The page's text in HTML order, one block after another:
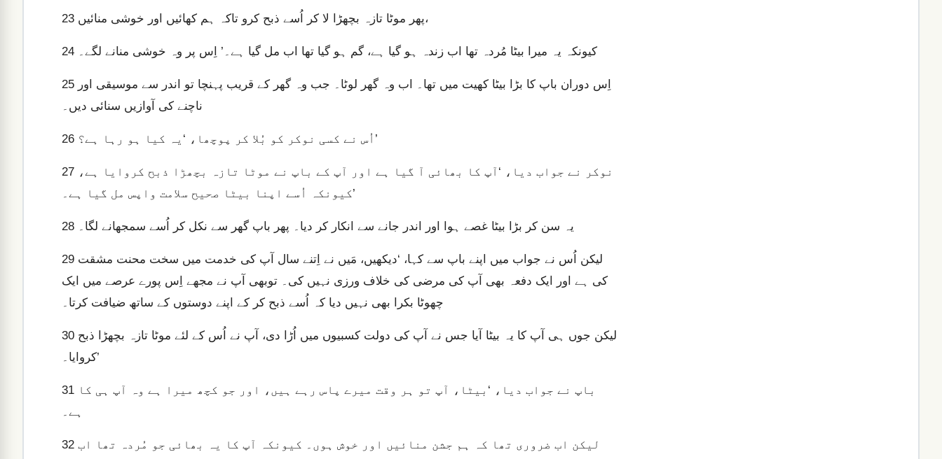
23 پھر موٹا تازہ بچھڑا لا کر اُسے ذبح کرو تاکہ ہم کھائیں اور خوشی منائیں،
24 کیونکہ یہ میرا بیٹا مُردہ تھا اب زندہ ہو گیا ہے، گم ہو گیا تھا اب مل گیا ہے۔’ اِس پر وہ خوشی منانے لگے۔
25
ناچنے کی آوازیں سنائی دیں۔
26 اُس نے کسی نوکر کو بُلا کر پوچھا، ‘یہ کیا ہو رہا ہے؟’
27
کیونکہ اُسے اپنا بیٹا صحیح سلامت واپس مل گیا ہے۔’
28 یہ سن کر بڑا بیٹا غصے ہوا اور اندر جانے سے انکار کر دیا۔ پھر باپ گھر سے نکل کر اُسے سمجھانے لگا۔
29
کی ہے اور ایک دفعہ بھی آپ کی مرضی کی خلاف ورزی نہیں کی۔ توبھی آپ نے مجھے اِس پورے عرصے میں ایک
چھوٹا بکرا بھی نہیں دیا کہ اُسے ذبح کر کے اپنے دوستوں کے ساتھ ضیافت کرتا۔
30
کروایا۔’
31
ہے۔
32